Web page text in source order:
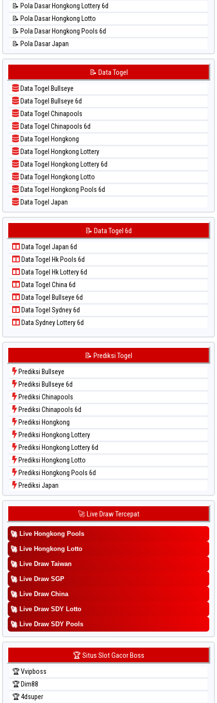
📊 Statistik Sao Paulo
📊 Statistik Singapore
📊 Statistik Sydney
📊 Statistik Sydney Lottery
📊 Statistik Sydney Pools 6d
📊 Statistik Taipei
📊 Statistik Taiwan
📝 Pola Dasar Hongkong Lottery 6d
📝 Pola Dasar Hongkong Lotto
📝 Pola Dasar Hongkong Pools 6d
📝 Pola Dasar Japan
📝 Pola Dasar Japan 6d
📝 Pola Dasar Kuda Lari
📝 Pola Dasar Magnum Cambodia
📝 Pola Dasar Nagoya
📝 Pola Dasar North Carolina Day
📝 Pola Dasar Pcso
📝 Pola Dasar Sao Paulo
📝 Pola Dasar Singapore
📝 Pola Dasar Sydney
📝 Pola Dasar Sydney Lottery
📝 Pola Dasar Sydney Lottery 6d
📝 Pola Dasar Sydney Lotto
📝 Pola Dasar Taiwan
📝 Data Togel
Data Togel Bullseye
Data Togel Bullseye 6d
Data Togel Chinapools
Data Togel Chinapools 6d
Data Togel Hongkong
Data Togel Hongkong Lottery
Data Togel Hongkong Lottery 6d
Data Togel Hongkong Lotto
Data Togel Hongkong Pools 6d
Data Togel Japan
Data Togel Japan 6d
Data Togel Kuda Lari
Data Togel Magnum Cambodia
Data Togel Nagoya
Data Togel North Carolina Day
Data Togel Pcso
Data Togel Sao Paulo
Data Togel Singapore
Data Togel Sydney
Data Togel Sydney Lottery
Data Togel Sydney Lottery 6d
Data Togel Sydney Lotto
Data Togel Sydney Pools 6d
Data Togel Taipei
Data Togel Taiwan
📝 Data Togel 6d
Data Togel Japan 6d
Data Togel Hk Pools 6d
Data Togel Hk Lottery 6d
Data Togel China 6d
Data Togel Bullseye 6d
Data Togel Sydney 6d
Data Sydney Lottery 6d
📝 Prediksi Togel
Prediksi Bullseye
Prediksi Bullseye 6d
Prediksi Chinapools
Prediksi Chinapools 6d
Prediksi Hongkong
Prediksi Hongkong Lottery
Prediksi Hongkong Lottery 6d
Prediksi Hongkong Lotto
Prediksi Hongkong Pools 6d
Prediksi Japan
Prediksi Japan 6d
Prediksi Kuda Lari
Prediksi Magnum Cambodia
Prediksi Nagoya
Prediksi North Carolina Day
Prediksi Singapore
Prediksi Sydney
Prediksi Sydney Lottery
Prediksi Sydney Lottery 6d
Prediksi Sydney Lotto
Prediksi Sydney Pools 6d
Prediksi Taipei
Prediksi Taiwan
🚀 Live Draw Tercepat
🚀 Live Hongkong Pools
🚀 Live Hongkong Lotto
🚀 Live Draw Taiwan
🚀 Live Draw SGP
🚀 Live Draw China
🚀 Live Draw SDY Lotto
🚀 Live Draw SDY Pools
🏆 Situs Slot Gacor Boss
🏆 Vvipboss
🏆 Dim88
🏆 4dsuper